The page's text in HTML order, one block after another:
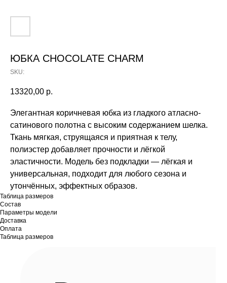
ЮБКА CHOCOLATE CHARM
SKU:
13320,00 р.
Элегантная коричневая юбка из гладкого атласно-
сатинового полотна с высоким содержанием шелка.
Ткань мягкая, струящаяся и приятная к телу,
полиэстер добавляет прочности и лёгкой
эластичности. Модель без подкладки — лёгкая и
универсальная, подходит для любого сезона и
утончённых, эффектных образов.
Таблица размеров
Состав
Параметры модели
Доставка
Оплата
Таблица размеров